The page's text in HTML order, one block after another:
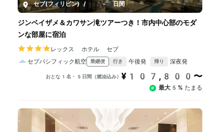
セブ(フィリピン) / 5-8日間
ジンベイザメ＆カワサン滝ツアーつき！市内中心部のモダ
ンな部屋に宿泊
レックス ホテル セブ
セブパシフィック航空
乗継便 行き 午後発 帰り 深夜発
おとな1名・5日間（燃油込み） ¥107,800〜
最大5% たまる